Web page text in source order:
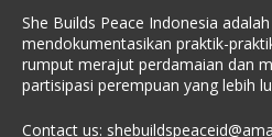
She Builds Peace Indonesia
mendokumentasikan praktik-
rumput merajut perdamaian dan
partisipasi perempuan yang lebih
Contact us: